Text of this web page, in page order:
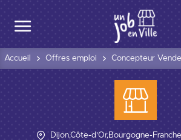
Accueil Offres emploi Concepteur
Dijon,Côte-d'Or,Bourgogne-